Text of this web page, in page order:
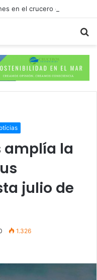
amplía la
julio de
1.326